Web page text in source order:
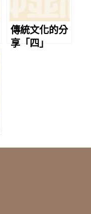
傳統文化的分
享「四」